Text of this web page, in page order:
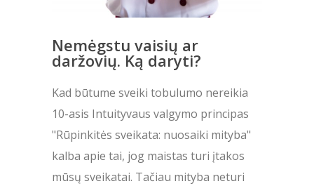
Nemėgstu vaisių ar
daržovių. Ką daryti?
Kad būtume sveiki tobulumo nereikia
10-asis Intuityvaus valgymo principas
"Rūpinkitės sveikata: nuosaiki mityba"
kalba apie tai, jog maistas turi įtakos
mūsų sveikatai. Tačiau mityba neturi